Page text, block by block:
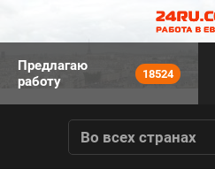
Предлагаю
работу
18524
Во всех странах